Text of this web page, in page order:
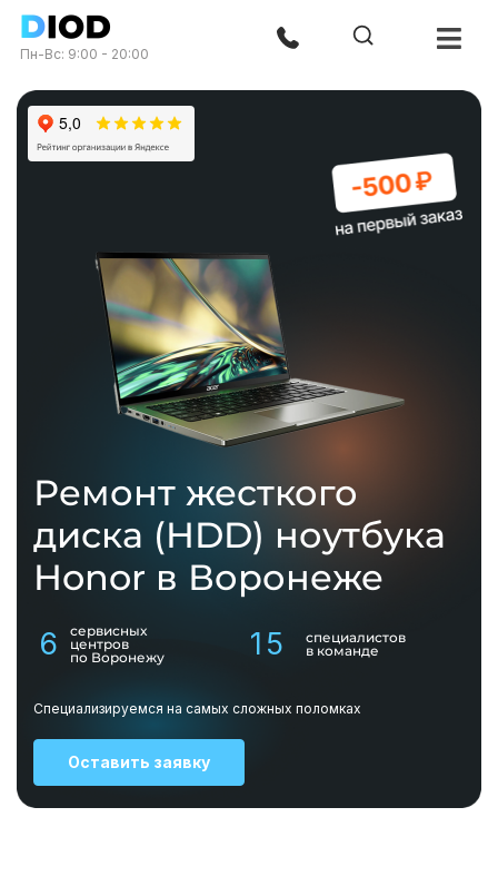
Пн-Вс: 9:00 - 20:00
Ремонт жесткого
диска (HDD) ноутбука
Honor в Воронеже
6
сервисных
центров
по Воронежу
15
специалистов
в команде
Специализируемся на самых сложных поломках
Оставить заявку